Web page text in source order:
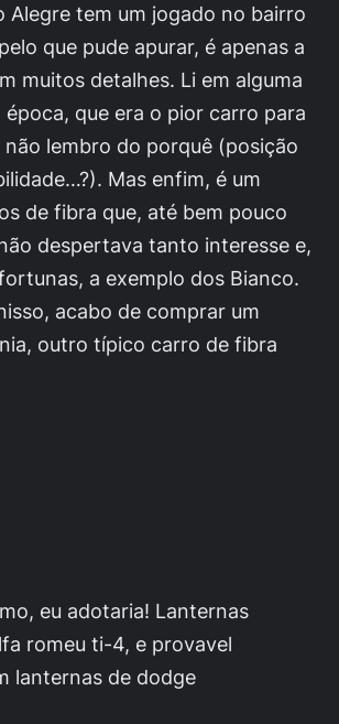
Alegre tem um jogado no bairro
que pude apurar, é apenas a
muitos detalhes. Li em alguma
época, que era o pior carro para
não lembro do porquê (posição
Mas enfim, é um
de fibra que, até bem pouco
despertava tanto interesse e,
a exemplo dos Bianco.
acabo de comprar um
outro típico carro de fibra
eu adotaria! Lanternas
romeu ti-4, e provavel
lanternas de dodge